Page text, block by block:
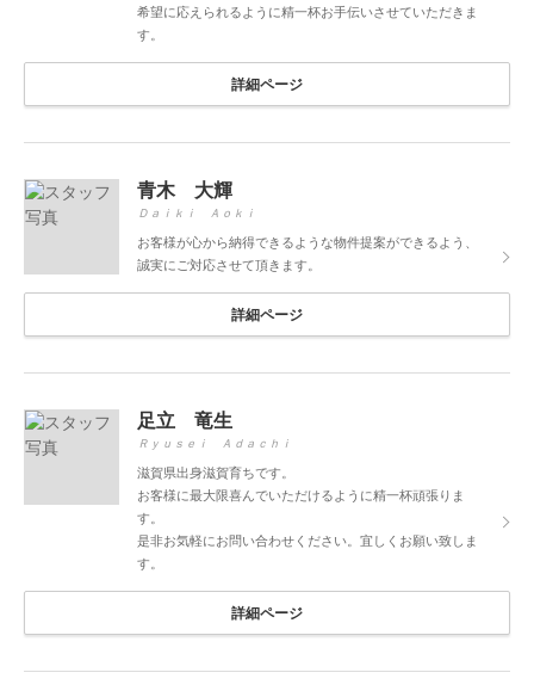
希望に応えられるように精一杯お手伝いさせていただきま
す。
詳細ページ
青木 大輝
Ｄａｉｋｉ Ａｏｋｉ
お客様が心から納得できるような物件提案ができるよう、
誠実にご対応させて頂きます。
詳細ページ
足立 竜生
Ｒｙｕｓｅｉ Ａｄａｃｈｉ
滋賀県出身滋賀育ちです。
お客様に最大限喜んでいただけるように精一杯頑張りま
す。
是非お気軽にお問い合わせください。宜しくお願い致しま
す。
詳細ページ